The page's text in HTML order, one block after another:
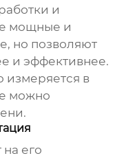
и
мощные и
но позволяют
и эффективнее.
измеряется в
можно
его